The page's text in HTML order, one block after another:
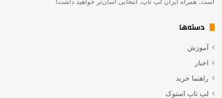
دسته‌ها
آموزش
اخبار
راهنما خرید
لپ تاپ استوک